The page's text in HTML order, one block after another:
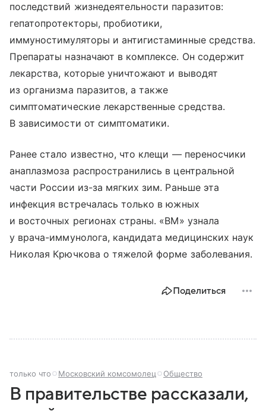
последствий жизнедеятельности паразитов:
гепатопротекторы, пробиотики,
иммуностимуляторы и антигистаминные средства.
Препараты назначают в комплексе. Он содержит
лекарства, которые уничтожают и выводят
из организма паразитов, а также
симптоматические лекарственные средства.
В зависимости от симптоматики.
Ранее стало известно, что клещи — переносчики
анаплазмоза распространились в центральной
части России из-за мягких зим. Раньше эта
инфекция встречалась только в южных
и восточных регионах страны. «ВМ» узнала
у врача-иммунолога, кандидата медицинских наук
Николая Крючкова о тяжелой форме заболевания.
Поделиться
только что Московский комсомолец Общество
В правительстве рассказали,